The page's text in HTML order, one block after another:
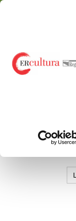
Torna
Cerca
Salta
Salta